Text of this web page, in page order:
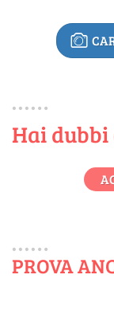
Hai dubbi
PROVA